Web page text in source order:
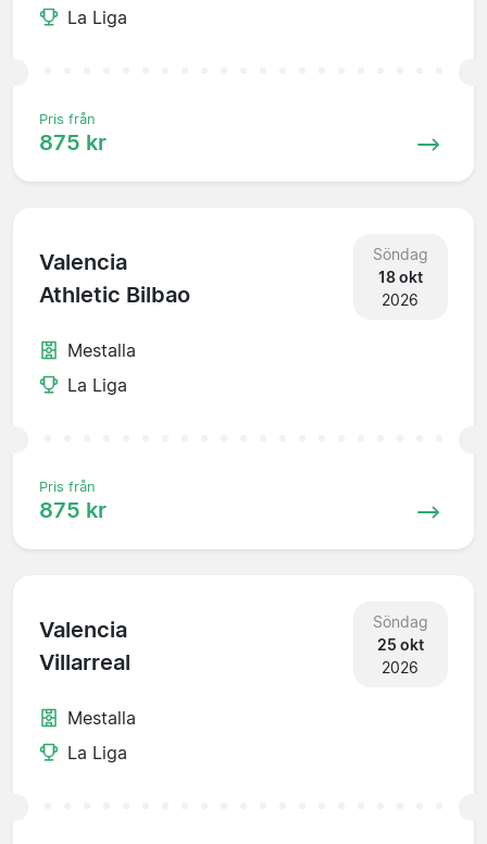
La Liga
Pris från
875 kr
Valencia
Athletic Bilbao
Söndag
18 okt
2026
Mestalla
La Liga
Pris från
875 kr
Valencia
Villarreal
Söndag
25 okt
2026
Mestalla
La Liga